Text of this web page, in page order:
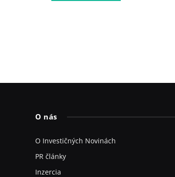
O nás
O Investičných Novinách
PR články
Inzercia